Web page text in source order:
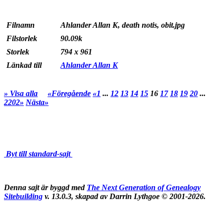
Filnamn
Ahlander Allan K, death notis, obit.jpg
Filstorlek
90.09k
Storlek
794 x 961
Länkad till
Ahlander Allan K
» Visa alla «Föregående «1 ... 12 13 14 15 16 17 18 19 20 ...
2202» Nästa»
Byt till standard-sajt
Denna sajt är byggd med The Next Generation of Genealogy
Sitebuilding v. 13.0.3, skapad av Darrin Lythgoe © 2001-2026.